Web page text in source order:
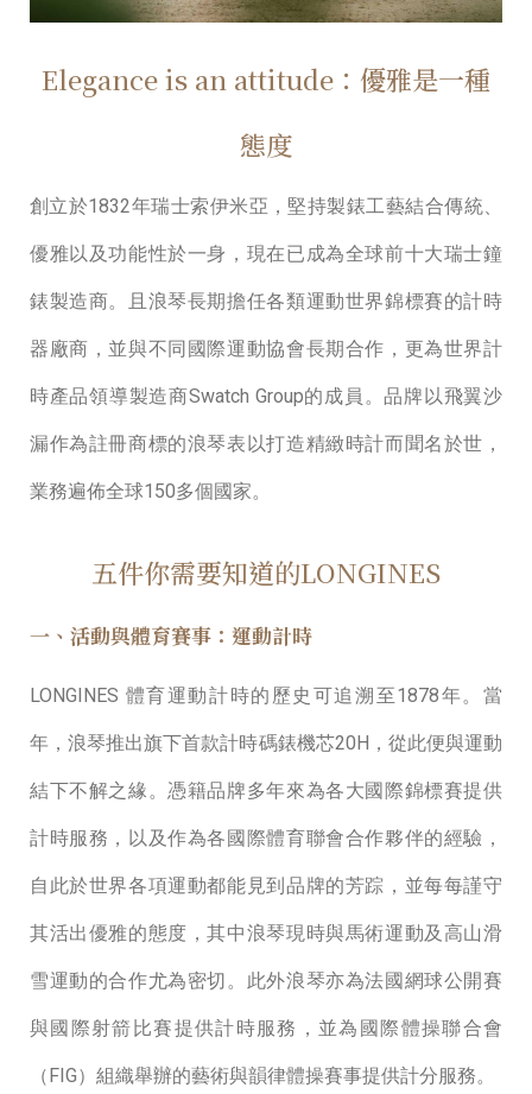
Elegance is an attitude：優雅是一種
態度
創立於1832年瑞⼠索伊米亞，堅持製錶⼯藝結合傳統、
優雅以及功能性於⼀⾝，現在已成為全球前⼗⼤瑞⼠鐘
錶製造商。且浪琴長期擔任各類運動世界錦標賽的計時
器廠商，並與不同國際運動協會長期合作，更為世界計
時產品領導製造商Swatch Group的成員。品牌以飛翼沙
漏作為註冊商標的浪琴表以打造精緻時計⽽聞名於世，
業務遍佈全球150多個國家。
五件你需要知道的LONGINES
一、活動與體育賽事：運動計時
LONGINES 體育運動計時的歷史可追溯⾄1878年。當
年，浪琴推出旗下⾸款計時碼錶機芯20H，從此便與運動
結下不解之緣。憑籍品牌多年來為各⼤國際錦標賽提供
計時服務，以及作為各國際體育聯會合作夥伴的經驗，
⾃此於世界各項運動都能⾒到品牌的芳踪，並每每謹守
其活出優雅的態度，其中浪琴現時與⾺術運動及⾼⼭滑
雪運動的合作尤為密切。此外浪琴亦為法國網球公開賽
與國際射箭⽐賽提供計時服務，並為國際體操聯合會
（FIG）組織舉辦的藝術與韻律體操賽事提供計分服務。